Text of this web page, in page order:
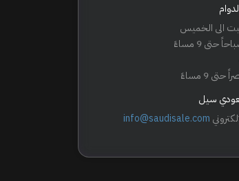
الى الخميس
سيل
info@saudisale.com